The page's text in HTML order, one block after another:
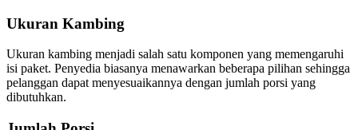
Ukuran Kambing
Ukuran kambing menjadi salah satu komponen yang memengaruhi
isi paket. Penyedia biasanya menawarkan beberapa pilihan sehingga
pelanggan dapat menyesuaikannya dengan jumlah porsi yang
dibutuhkan.